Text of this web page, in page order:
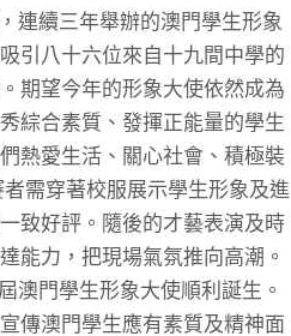
連續三年舉辦的澳門學生形象
引八十六位來自十九間中學的
期望今年的形象大使依然成為
綜合素質、發揮正能量的學生
熱愛生活、關心社會、積極裝
需穿著校服展示學生形象及進
致好評。隨後的才藝表演及時
能力，把現場氣氛推向高潮。
澳門學生形象大使順利誕生。
傳澳門學生應有素質及精神面